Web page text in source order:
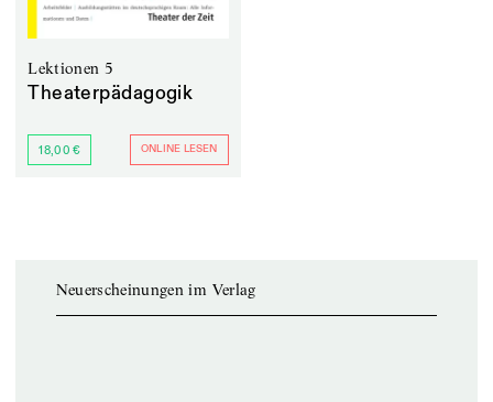
Lektionen 5
Theaterpädagogik
18,00 € ONLINE LESEN
Neuerscheinungen im Verlag